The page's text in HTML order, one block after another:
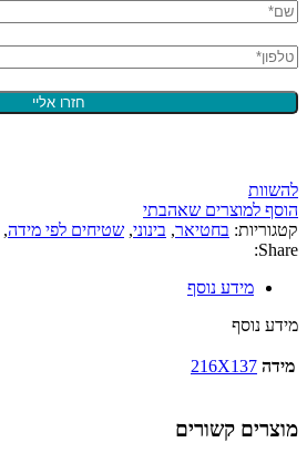
להשוות
הוסף למוצרים שאהבתי
קטגוריות: בחטיאר, בינוני, שטיחים לפי מידה,
Share:
מידע נוסף
מידע נוסף
מידה 216X137
מוצרים קשורים